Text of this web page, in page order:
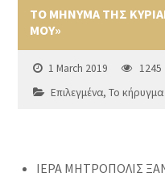
ΤΟ ΜΗΝΥΜΑ ΤΗΣ
ΜΟΥ»
1 March 2019
1245
Επιλεγμένα,Το κήρυγμα
ΙΕΡΑ ΜΗΤΡΟΠΟΛΙΣ